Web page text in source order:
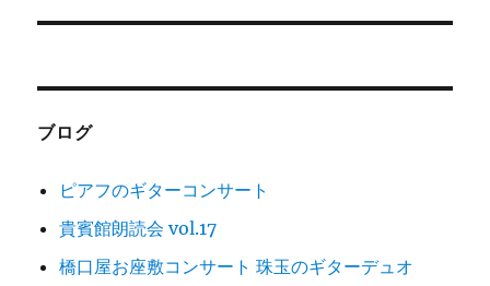
シ
ン
投
ブログ
ピアフのギターコンサート
貴賓館朗読会 vol.17
橋口屋お座敷コンサート 珠玉のギターデュオ